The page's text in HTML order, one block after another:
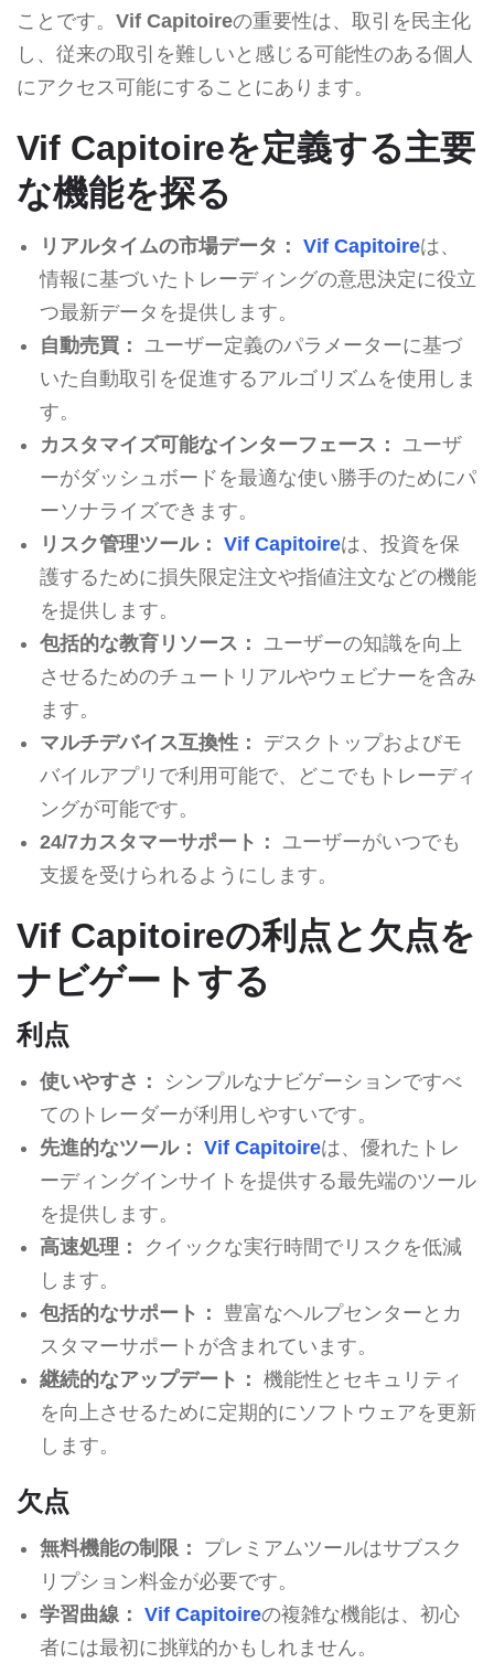
ことです。 Vif Capitoireの重要性は、取引を民主化
し、従来の取引を難しいと感じる可能性のある個人
にアクセス可能にすることにあります。
Vif Capitoireを定義する主要
な機能を探る
リアルタイムの市場データ： Vif Capitoireは、
情報に基づいたトレーディングの意思決定に役立
つ最新データを提供します。
自動売買：
ユーザー定義のパラメーターに基づ
いた自動取引を促進するアルゴリズムを使用しま
す。
カスタマイズ可能なインターフェース：
ユーザ
ーがダッシュボードを最適な使い勝手のためにパ
ーソナライズできます。
リスク管理ツール： Vif Capitoireは、投資を保
護するために損失限定注文や指値注文などの機能
を提供します。
包括的な教育リソース：
ユーザーの知識を向上
させるためのチュートリアルやウェビナーを含み
ます。
マルチデバイス互換性：
デスクトップおよびモ
バイルアプリで利用可能で、どこでもトレーディ
ングが可能です。
24/7カスタマーサポート：
ユーザーがいつでも
支援を受けられるようにします。
Vif Capitoireの利点と欠点を
ナビゲートする
利点
使いやすさ：
シンプルなナビゲーションですべ
てのトレーダーが利用しやすいです。
先進的なツール： Vif Capitoireは、優れたトレ
ーディングインサイトを提供する最先端のツール
を提供します。
高速処理：
クイックな実行時間でリスクを低減
します。
包括的なサポート：
豊富なヘルプセンターとカ
スタマーサポートが含まれています。
継続的なアップデート： 機能性とセキュリティ
を向上させるために定期的にソフトウェアを更新
します。
欠点
無料機能の制限：
プレミアムツールはサブスク
リプション料金が必要です。
学習曲線： Vif Capitoireの複雑な機能は、初心
者には最初に挑戦的かもしれません。